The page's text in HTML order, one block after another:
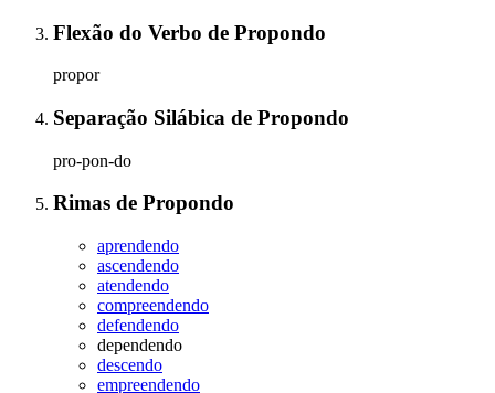
Flexão do Verbo de Propondo
propor
Separação Silábica de Propondo
pro-pon-do
Rimas de Propondo
aprendendo
ascendendo
atendendo
compreendendo
defendendo
dependendo
descendo
empreendendo